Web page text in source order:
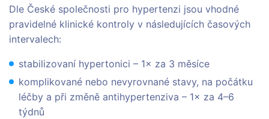
Dle České společnosti pro hypertenzi jsou vhodné
pravidelné klinické kontroly v následujících časových
intervalech:
stabilizovaní hypertonici – 1× za 3 měsíce
komplikované nebo nevyrovnané stavy, na počátku
léčby a při změně antihypertenziva – 1× za 4–6
týdnů